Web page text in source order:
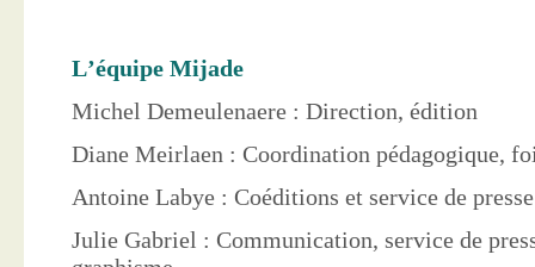
L’équipe Mijade
Michel Demeulenaere : Direction, édition
Diane Meirlaen : Coordination pédagogique,
Antoine Labye : Coéditions et service de
Julie Gabriel : Communication, service de